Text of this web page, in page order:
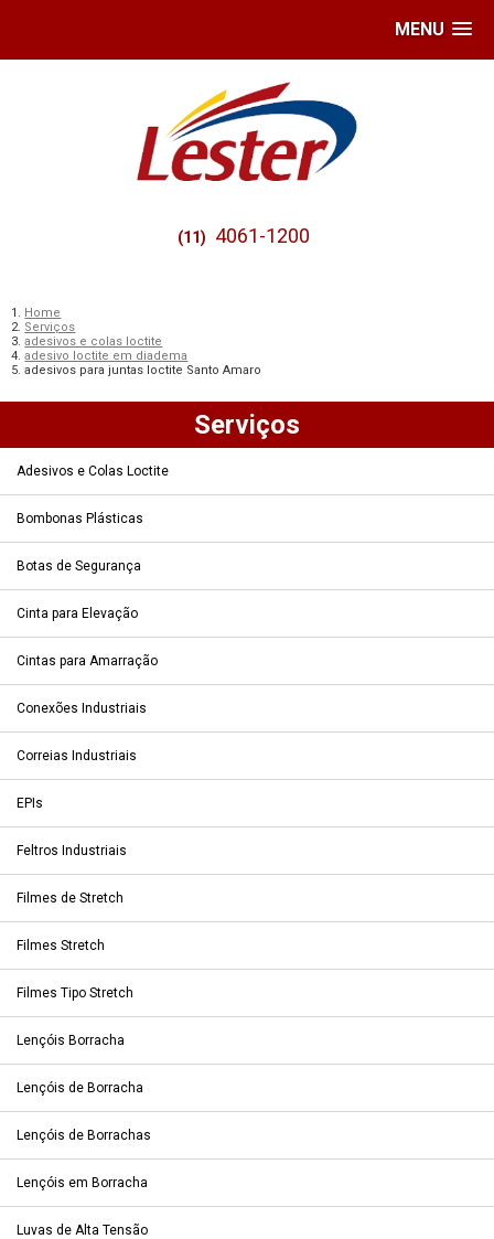
MENU
(11) 4061-1200
Home
Serviços
adesivos e colas loctite
adesivo loctite em diadema
adesivos para juntas loctite Santo Amaro
Serviços
Adesivos e Colas Loctite
Bombonas Plásticas
Botas de Segurança
Cinta para Elevação
Cintas para Amarração
Conexões Industriais
Correias Industriais
EPIs
Feltros Industriais
Filmes de Stretch
Filmes Stretch
Filmes Tipo Stretch
Lençóis Borracha
Lençóis de Borracha
Lençóis de Borrachas
Lençóis em Borracha
Luvas de Alta Tensão